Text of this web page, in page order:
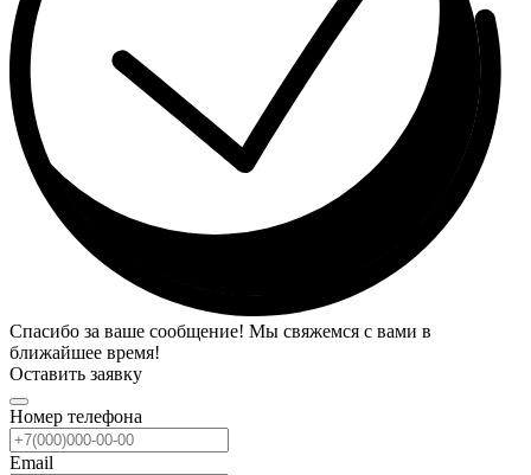
Спасибо за ваше сообщение! Мы свяжемся с вами в
ближайшее время!
Оставить заявку
Номер телефона
Email